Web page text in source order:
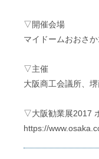
▽開催会場
マイドームおおさ
▽主催
大阪商工会議所、
▽大阪勧業展2017
https://